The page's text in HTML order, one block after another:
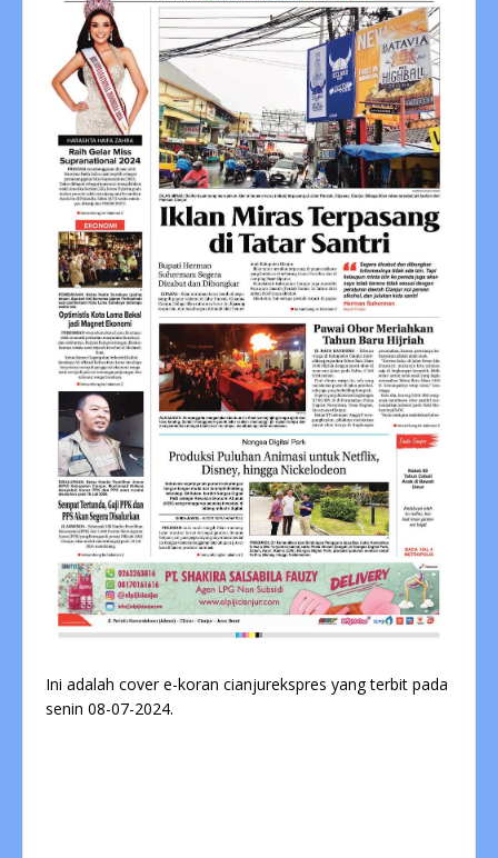
Ini adalah cover e-koran cianjurekspres yang terbit pada
senin 08-07-2024.